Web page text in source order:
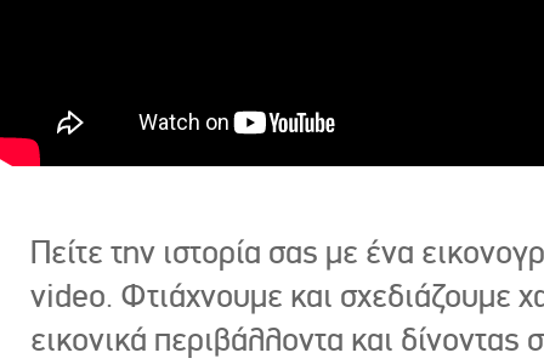
Πείτε την ιστορία σας με ένα
video. Φτιάχνουμε και σχεδιάζουμε
εικονικά περιβάλλοντα και δίνοντας